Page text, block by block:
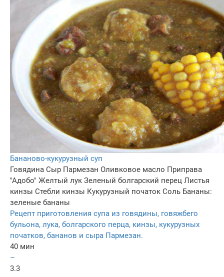
Бананово-кукурузный суп
Говядина Сыр Пармезан Оливковое масло Приправа
"Адобо" Желтый лук Зеленый болгарский перец Листья
кинзы Стебли кинзы Кукурузный початок Соль Бананы:
зеленые бананы
Рецепт приготовления супа из говядины, говяжбего
бульона, лука, болгарского перца, кинзы, кукурузных
початков, бананов и сыра Пармезан.
40 мин
–
3.3